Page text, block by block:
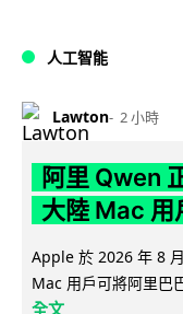
人工智能
Lawton 2 小時
阿里 Qwen
大陸 Mac 用
Apple 於 2026 年 8
Mac 用戶可將阿里巴
全文